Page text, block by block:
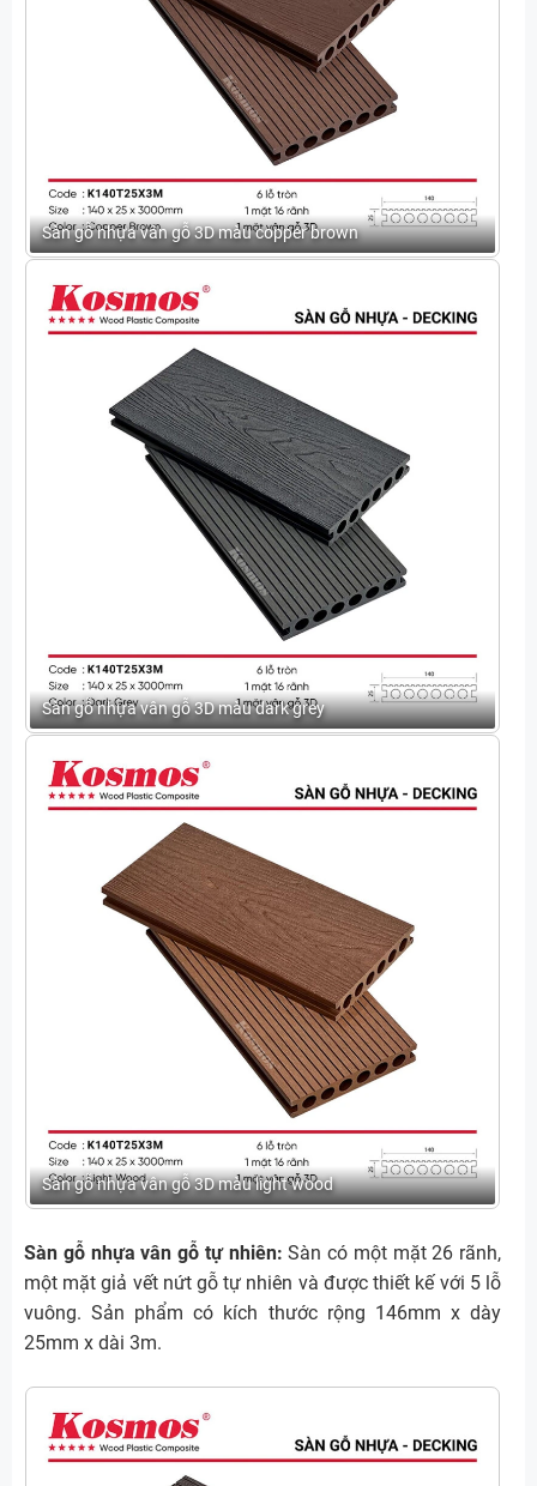
Sàn gỗ nhựa vân gỗ 3D màu copper brown
Sàn gỗ nhựa vân gỗ 3D màu dark grey
Sàn gỗ nhựa vân gỗ 3D màu light wood
Sàn gỗ nhựa vân gỗ tự nhiên: Sàn có một mặt 26 rãnh,
một mặt giả vết nứt gỗ tự nhiên và được thiết kế với 5 lỗ
vuông. Sản phẩm có kích thước rộng 146mm x dày
25mm x dài 3m.